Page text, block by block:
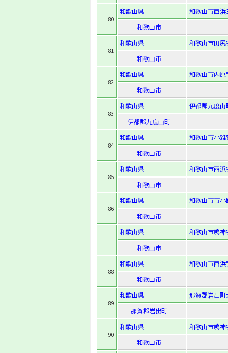
80
和歌山県
和歌山市西
和歌山市
81
和歌山県
和歌山市田
和歌山市
82
和歌山県
和歌山市内
和歌山市
83
和歌山県
伊都郡九度
伊都郡九度山町
84
和歌山県
和歌山市小
和歌山市
85
和歌山県
和歌山市西
和歌山市
86
和歌山県
和歌山市市
和歌山市
和歌山県
和歌山市鳴
和歌山市
88
和歌山県
和歌山市西
和歌山市
89
和歌山県
那賀郡岩出
那賀郡岩出町
90
和歌山県
和歌山市鳴
和歌山市